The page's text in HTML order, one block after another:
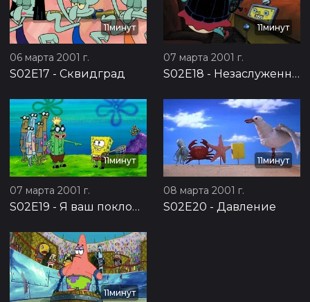
11минут
06 марта 2001 г.
S02E17 - Сквидград
11минут
07 марта 2001 г.
S02E18 - Незаслуженная награда
11минут
07 марта 2001 г.
S02E19 - Я ваш поклонник
11минут
08 марта 2001 г.
S02E20 - Давление
11минут